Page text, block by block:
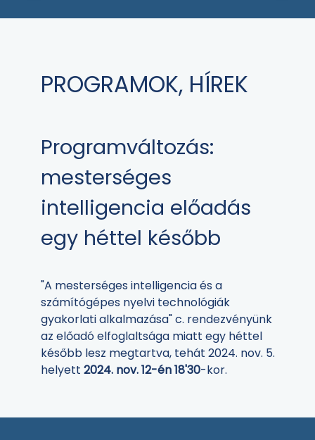
PROGRAMOK, HÍREK
Programváltozás:
mesterséges
intelligencia előadás
egy héttel később
"A mesterséges intelligencia és a
számítógépes nyelvi technológiák
gyakorlati alkalmazása" c. rendezvényünk
az előadó elfoglaltsága miatt egy héttel
később lesz megtartva, tehát 2024. nov. 5.
helyett 2024. nov. 12-én 18'30-kor.